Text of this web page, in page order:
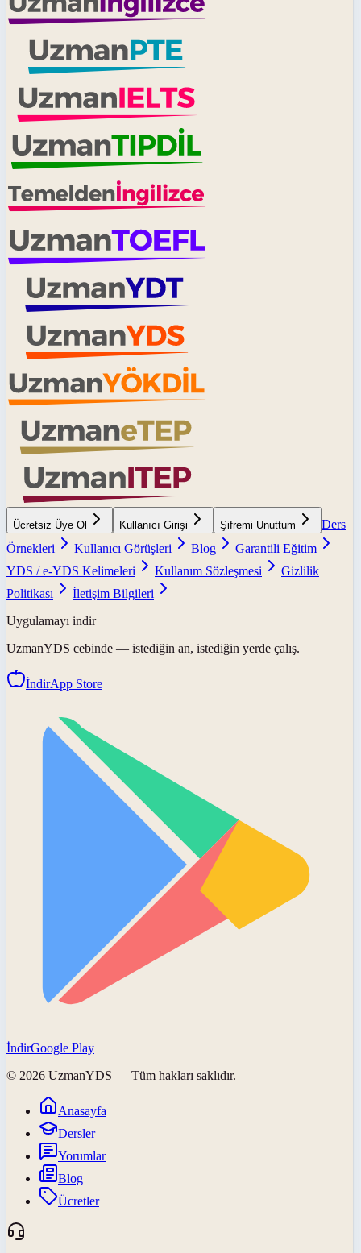
Ücretsiz Üye Ol Kullanıcı Girişi Şifremi Unuttum
Ders
Örnekleri
Kullanıcı Görüşleri Blog
Garantili Eğitim
YDS / e-YDS Kelimeleri
Kullanım Sözleşmesi
Gizlilik
Politikası
İletişim Bilgileri
Uygulamayı indir
UzmanYDS cebinde — istediğin an, istediğin yerde çalış.
İndirApp Store
İndirGoogle Play
© 2026 UzmanYDS — Tüm hakları saklıdır.
Anasayfa
Dersler
Yorumlar
Blog
Ücretler